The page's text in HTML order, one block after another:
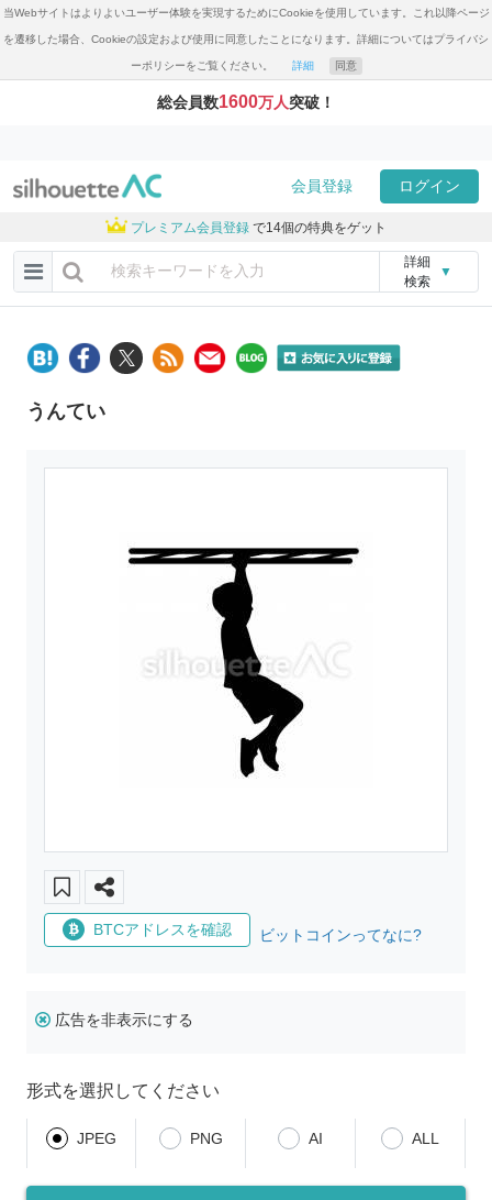
当Webサイトはよりよいユーザー体験を実現するためにCookieを使用しています。これ以降ページ
を遷移した場合、Cookieの設定および使用に同意したことになります。詳細についてはプライバシ
ーポリシーをご覧ください。 詳細 同意
総会員数1600万人突破！
会員登録 ログイン
プレミアム会員登録 で14個の特典をゲット
詳細
検索
▼
うんてい
BTCアドレスを確認 ビットコインってなに?
広告を非表示にする
形式を選択してください
JPEG PNG AI ALL